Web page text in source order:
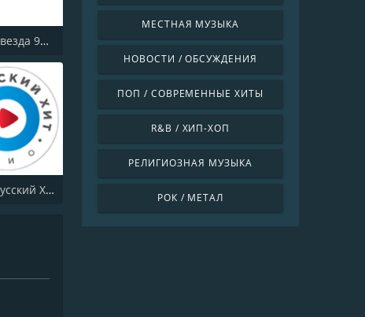
Радио Звезда 95.6 FM (Radio Zvezda)
Радио Русский Хит
МЕСТНАЯ МУЗЫКА
НОВОСТИ / ОБСУЖДЕНИЯ
ПОП / СОВРЕМЕННЫЕ ХИТЫ
R&B / ХИП-ХОП
РЕЛИГИОЗНАЯ МУЗЫКА
РОК / МЕТАЛ